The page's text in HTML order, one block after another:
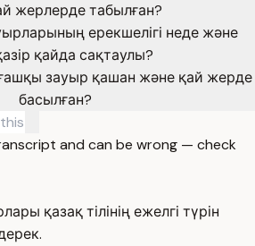
жерлерде табылған?
ерекшелігі неде және
қайда сақтаулы?
зауыр қашан және қай жерде
басылған?
and can be wrong — check
қазақ тілінің ежелгі түрін